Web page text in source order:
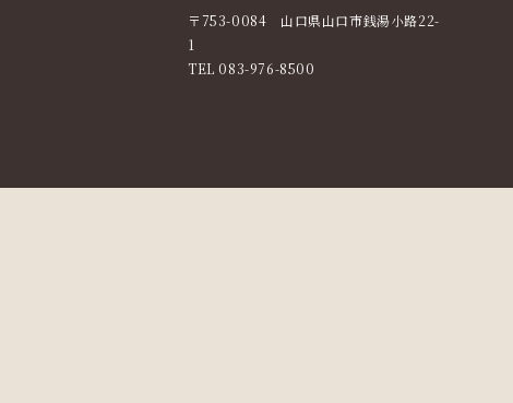
〒753-0084 山口県山口市銭湯小路22-
1
TEL 083-976-8500